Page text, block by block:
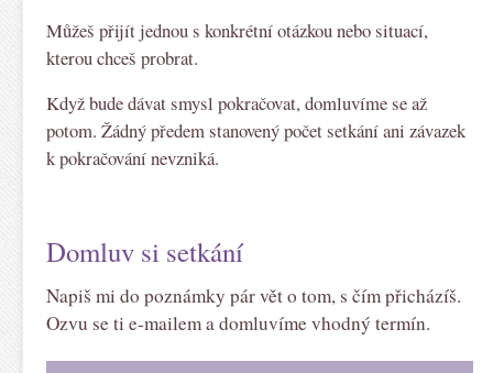
Můžeš přijít jednou s konkrétní otázkou nebo situací,
kterou chceš probrat.
Když bude dávat smysl pokračovat, domluvíme se až
potom. Žádný předem stanovený počet setkání ani závazek
k pokračování nevzniká.
Domluv si setkání
Napiš mi do poznámky pár vět o tom, s čím přicházíš.
Ozvu se ti e-mailem a domluvíme vhodný termín.